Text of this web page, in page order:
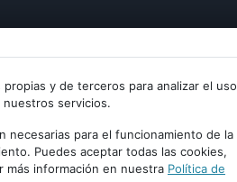
y de terceros para analizar el uso
servicios.
necesarias para el funcionamiento de la
Puedes aceptar todas las cookies,
más información en nuestra Política de